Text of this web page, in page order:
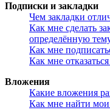
Подписки и закладки
Чем закладки
Как мне сделать
определённую
Как мне
Как мне
Вложения
Какие вложения
Как мне найти